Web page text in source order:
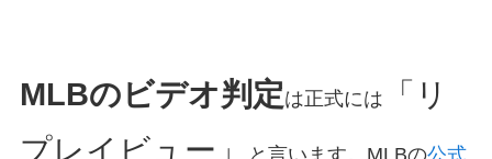
MLBのビデオ判定は正式には
「リ
プレイビュー」
と言います。MLBの公式